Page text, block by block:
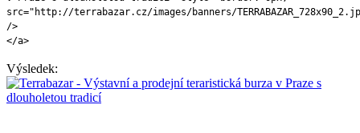
src="http://terrabazar.cz/images/banners/
/>
</a>
Výsledek: